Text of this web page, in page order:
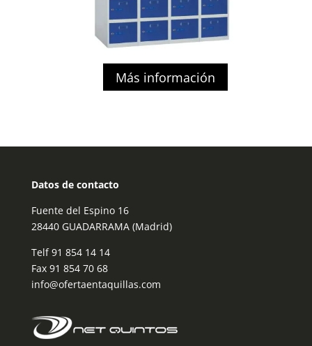
Más información
Datos de contacto
Fuente del Espino 16
28440 GUADARRAMA (Madrid)
Telf91 854 14 14
Fax 91 854 70 68
info@ofertaentaquillas.com